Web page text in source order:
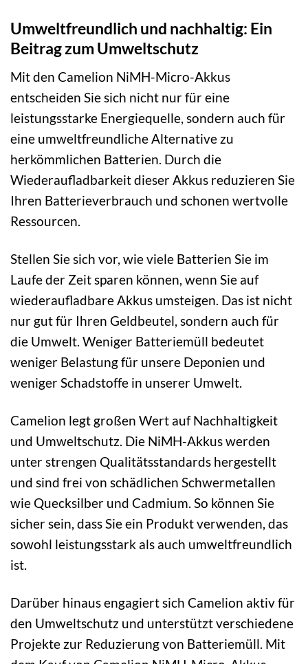
Umweltfreundlich und nachhaltig: Ein
Beitrag zum Umweltschutz
Mit den Camelion NiMH-Micro-Akkus
entscheiden Sie sich nicht nur für eine
leistungsstarke Energiequelle, sondern auch für
eine umweltfreundliche Alternative zu
herkömmlichen Batterien. Durch die
Wiederaufladbarkeit dieser Akkus reduzieren Sie
Ihren Batterieverbrauch und schonen wertvolle
Ressourcen.
Stellen Sie sich vor, wie viele Batterien Sie im
Laufe der Zeit sparen können, wenn Sie auf
wiederaufladbare Akkus umsteigen. Das ist nicht
nur gut für Ihren Geldbeutel, sondern auch für
die Umwelt. Weniger Batteriemüll bedeutet
weniger Belastung für unsere Deponien und
weniger Schadstoffe in unserer Umwelt.
Camelion legt großen Wert auf Nachhaltigkeit
und Umweltschutz. Die NiMH-Akkus werden
unter strengen Qualitätsstandards hergestellt
und sind frei von schädlichen Schwermetallen
wie Quecksilber und Cadmium. So können Sie
sicher sein, dass Sie ein Produkt verwenden, das
sowohl leistungsstark als auch umweltfreundlich
ist.
Darüber hinaus engagiert sich Camelion aktiv für
den Umweltschutz und unterstützt verschiedene
Projekte zur Reduzierung von Batteriemüll. Mit